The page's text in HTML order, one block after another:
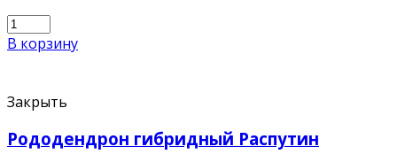
В корзину
Закрыть
Рододендрон гибридный Распутин